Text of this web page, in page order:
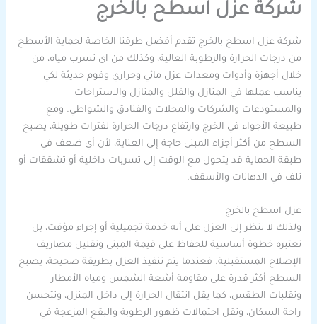
شركة عزل اسطح بالخرج
شركة عزل اسطح بالخرج تقدم أفضل طرقنا الخاصة لحماية الأسطح
من درجات الحرارة والرطوبة العالية، وكذلك من اى تسرب مياه، من
خلال أجهزة وأدوات ومعدات عزل مائي وحراري وفوم حديثة لكي
يناسب عملها في المنازل والفلل والمنازل والاستراحات
والمستودعات والشركات والمحلات والفنادق والشواطي. ومع
طبيعة الأجواء في الخرج وارتفاع درجات الحرارة لفترات طويلة، يصبح
السطح من أكثر أجزاء المبنى حاجة إلى العناية، لأن أي ضعف في
طبقة الحماية قد يتحول مع الوقت إلى تسربات داخلية أو تشققات أو
تلف في الدهانات والأسقف.
عزل اسطح بالخرج
ولذلك لا ننظر إلى العزل على أنه خدمة تجميلية أو إجراء مؤقت، بل
نعتبره خطوة أساسية للحفاظ على قيمة المبنى وتقليل مصاريف
الإصلاح المستقبلية. فعندما يتم تنفيذ العزل بطريقة صحيحة، يصبح
السطح أكثر قدرة على مقاومة أشعة الشمس ومياه الأمطار
وتقلبات الطقس، كما يقل انتقال الحرارة إلى داخل المنزل، وتتحسن
راحة السكان، وتقل احتمالات ظهور الرطوبة والبقع المزعجة في